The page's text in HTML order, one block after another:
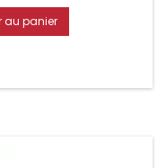
Matière polyester
de températures,
au panier